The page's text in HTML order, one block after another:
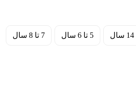
5 تا 6 سال 7 تا 8 سال